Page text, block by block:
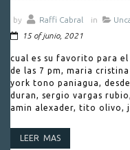
by Raffi Cabral in
15 of junio, 2021
cual es su favorito para
de las 7 pm, maria
york tono paniagua,
duran, sergio vargas
amin alexader, tito olivo,
LEER MAS